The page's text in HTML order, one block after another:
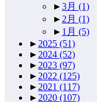
►3月 (1)
► 2月 (1)
► 1月 (5)
► 2025 (51)
► 2024 (52)
► 2023 (97)
► 2022 (125)
► 2021 (117)
► 2020 (107)